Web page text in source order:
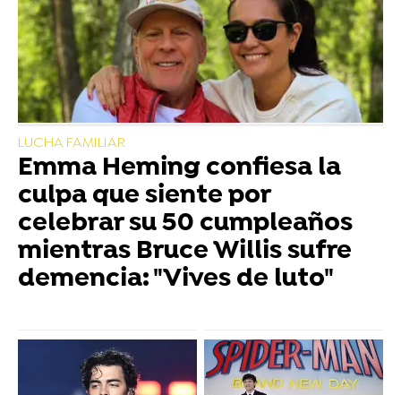
LUCHA FAMILIAR
Emma Heming confiesa la
culpa que siente por
celebrar su 50 cumpleaños
mientras Bruce Willis sufre
demencia: "Vives de luto"